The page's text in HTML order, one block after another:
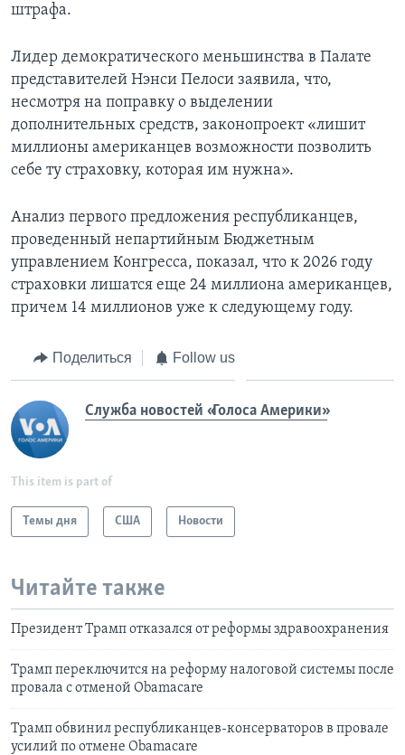
штрафа.
Лидер демократического меньшинства в Палате
представителей Нэнси Пелоси заявила, что,
несмотря на поправку о выделении
дополнительных средств, законопроект «лишит
миллионы американцев возможности позволить
себе ту страховку, которая им нужна».
Анализ первого предложения республиканцев,
проведенный непартийным Бюджетным
управлением Конгресса, показал, что к 2026 году
страховки лишатся еще 24 миллиона американцев,
причем 14 миллионов уже к следующему году.
Поделиться Follow us
Служба новостей «Голоса Америки»
This item is part of
Темы дня США Новости
Читайте также
Президент Трамп отказался от реформы здравоохранения
Трамп переключится на реформу налоговой системы после
провала с отменой Obamacare
Трамп обвинил республиканцев-консерваторов в провале
усилий по отмене Obamacare